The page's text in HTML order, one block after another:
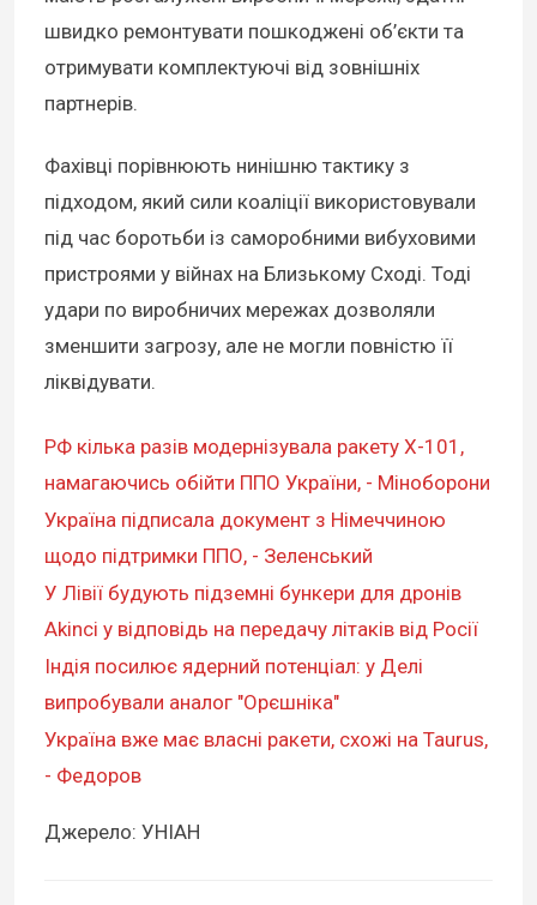
швидко ремонтувати пошкоджені об’єкти та
отримувати комплектуючі від зовнішніх
партнерів.
Фахівці порівнюють нинішню тактику з
підходом, який сили коаліції використовували
під час боротьби із саморобними вибуховими
пристроями у війнах на Близькому Сході. Тоді
удари по виробничих мережах дозволяли
зменшити загрозу, але не могли повністю її
ліквідувати.
РФ кілька разів модернізувала ракету Х-101,
намагаючись обійти ППО України, - Міноборони
Україна підписала документ з Німеччиною
щодо підтримки ППО, - Зеленський
У Лівії будують підземні бункери для дронів
Akinci у відповідь на передачу літаків від Росії
Індія посилює ядерний потенціал: у Делі
випробували аналог "Орєшніка"
Україна вже має власні ракети, схожі на Taurus,
- Федоров
Джерело: УНІАН